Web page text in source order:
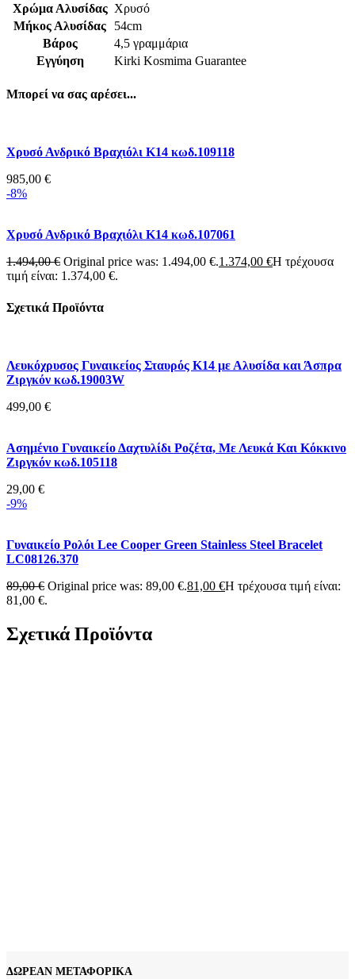
Χρώμα Αλυσίδας Χρυσό
Μήκος Αλυσίδας
54cm
Βάρος
4,5 γραμμάρια
Εγγύηση
Kirki Kosmima Guarantee
Μπορεί να σας αρέσει...
Χρυσό Ανδρικό Βραχιόλι Κ14 κωδ.109118
985,00 €
-8%
Χρυσό Ανδρικό Βραχιόλι Κ14 κωδ.107061
1.494,00€ Original price was: 1.494,00 €.1.374,00 €Η τρέχουσα
τιμή είναι: 1.374,00 €.
Σχετικά Προϊόντα
Λευκόχρυσος Γυναικείος Σταυρός Κ14 με Αλυσίδα και Άσπρα
Ζιργκόν κωδ.19003W
499,00 €
Ασημένιο Γυναικείο Δαχτυλίδι Ροζέτα, Με Λευκά Και Κόκκινο
Ζιργκόν κωδ.105118
29,00 €
-9%
Γυναικείο Ρολόι Lee Cooper Green Stainless Steel Bracelet
LC08126.370
89,00€ Original price was: 89,00 €.81,00 €Η τρέχουσα τιμή είναι:
81,00 €.
Σχετικά Προϊόντα
ΔΩΡΕΑΝ ΜΕΤΑΦΟΡΙΚΑ